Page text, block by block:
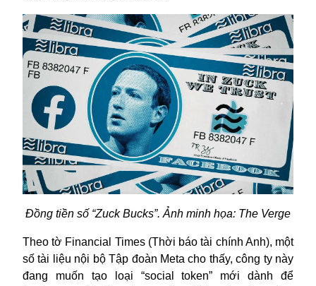
Đồng tiền số “Zuck Bucks”. Ảnh minh họa: The Verge
Theo tờ Financial Times (Thời báo tài chính Anh), một
số tài liệu nội bộTập đoàn Meta cho thấy, công ty này
đang muốn tạo loại “social token” mới dành để